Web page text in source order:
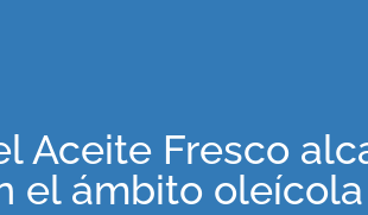
Aceite Fresco
el ámbito oleícola